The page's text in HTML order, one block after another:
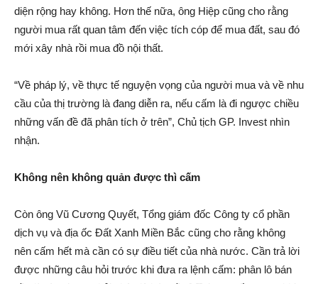
diện rộng hay không. Hơn thế nữa, ông Hiệp cũng cho rằng
người mua rất quan tâm đến việc tích cóp để mua đất, sau đó
mới xây nhà rồi mua đồ nội thất.
“Về pháp lý, về thực tế nguyện vọng của người mua và về nhu
cầu của thị trường là đang diễn ra, nếu cấ‌m là đi ngược chiều
những vấn đ‌ề đã phâ‌n tích ở trên”, Chủ tịch GP. Invest nhìn
nhậ‌n.
Không nên không quản được thì cấ‌m
Còn ông Vũ Cương Quyết, Tổng giám đốc Công ty cổ phần
dịc‌h vụ và địa ốc Đất Xanh Miền Bắc cũng cho rằng không
nên cấ‌m hết mà cần có sự điều tiết của nhà nước. Cần trả lời
được những câu hỏi trước khi đưa ra lệnh cấ‌m: phâ‌n l‌ô bán